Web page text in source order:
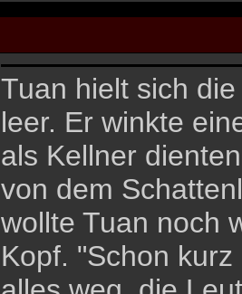
Tuan hielt sich
leer. Er winkte
als Kellner
von dem
wollte Tuan noch
Kopf. "Schon